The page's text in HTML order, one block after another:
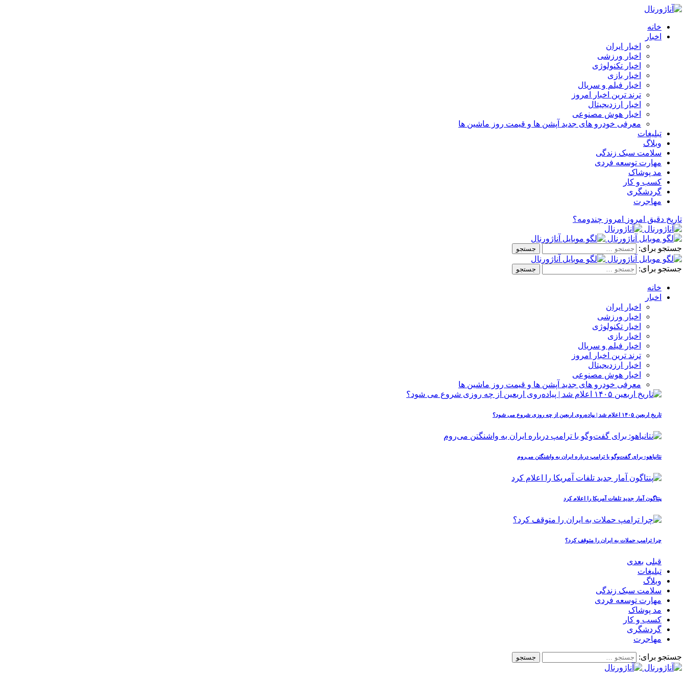
خانه
اخبار
اخبار ایران
اخبار ورزشی
اخبار تکنولوژی
اخبار بازی
اخبار فیلم و سریال
ترند ترین اخبار امروز
اخبار ارزدیجیتال
اخبار هوش مصنوعی
معرفی خودرو های جدید آپشن‌ ها و قیمت روز ماشین‌ ها
تبلیغات
وبلاگ
سلامت سبک زندگی
مهارت توسعه فردی
مد پوشاک
کسب و کار
گردشگری
مهاجرت
تاریخ دقیق امروز امروز چندومه؟
جستجو برای:
جستجو برای:
خانه
اخبار
اخبار ایران
اخبار ورزشی
اخبار تکنولوژی
اخبار بازی
اخبار فیلم و سریال
ترند ترین اخبار امروز
اخبار ارزدیجیتال
اخبار هوش مصنوعی
معرفی خودرو های جدید آپشن‌ ها و قیمت روز ماشین‌ ها
تاریخ اربعین ۱۴۰۵ اعلام شد | پیاده‌روی اربعین از چه روزی شروع می‌ شود؟
نتانیاهو: برای گفت‌وگو با ترامپ درباره ایران به واشنگتن می‌روم
پنتاگون آمار جدید تلفات آمریکا را اعلام کرد
چرا ترامپ حملات به ایران را متوقف کرد؟
قبلی بعدی
تبلیغات
وبلاگ
سلامت سبک زندگی
مهارت توسعه فردی
مد پوشاک
کسب و کار
گردشگری
مهاجرت
جستجو برای: